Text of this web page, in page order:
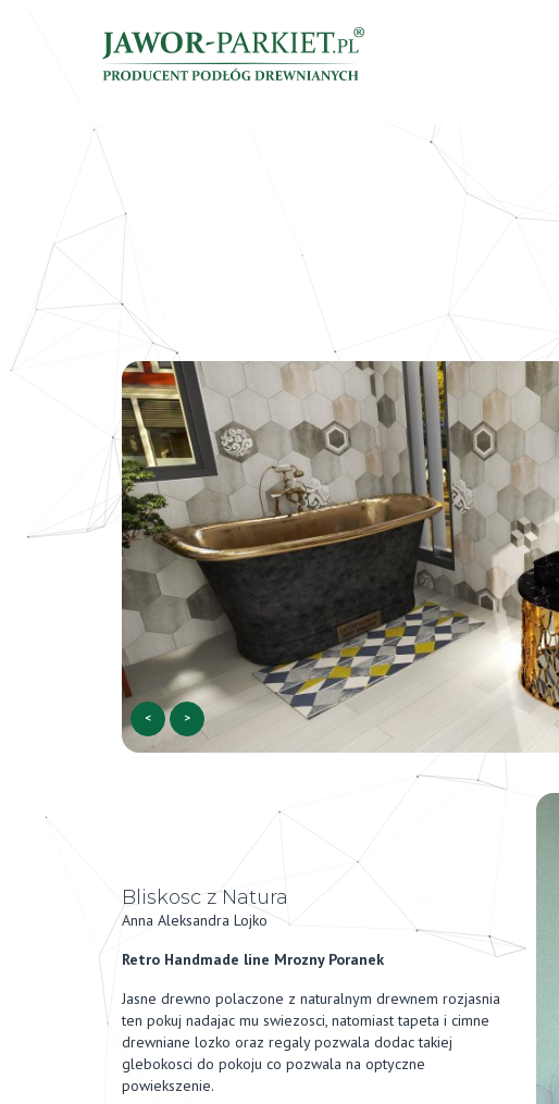
< >
Bliskosc z Natura
Anna Aleksandra Lojko
Retro Handmade line Mrozny Poranek
Jasne drewno polaczone z naturalnym drewnem rozjasnia
ten pokuj nadajac mu swiezosci, natomiast tapeta i cimne
drewniane lozko oraz regaly pozwala dodac takiej
glebokosci do pokoju co pozwala na optyczne
powiekszenie.